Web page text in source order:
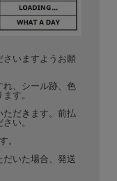
さいますようお願
、シール跡、色
す。
だきます。前払
い。
。
いた場合、発送